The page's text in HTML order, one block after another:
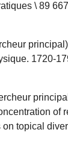
\ 89
1720-
of
topical